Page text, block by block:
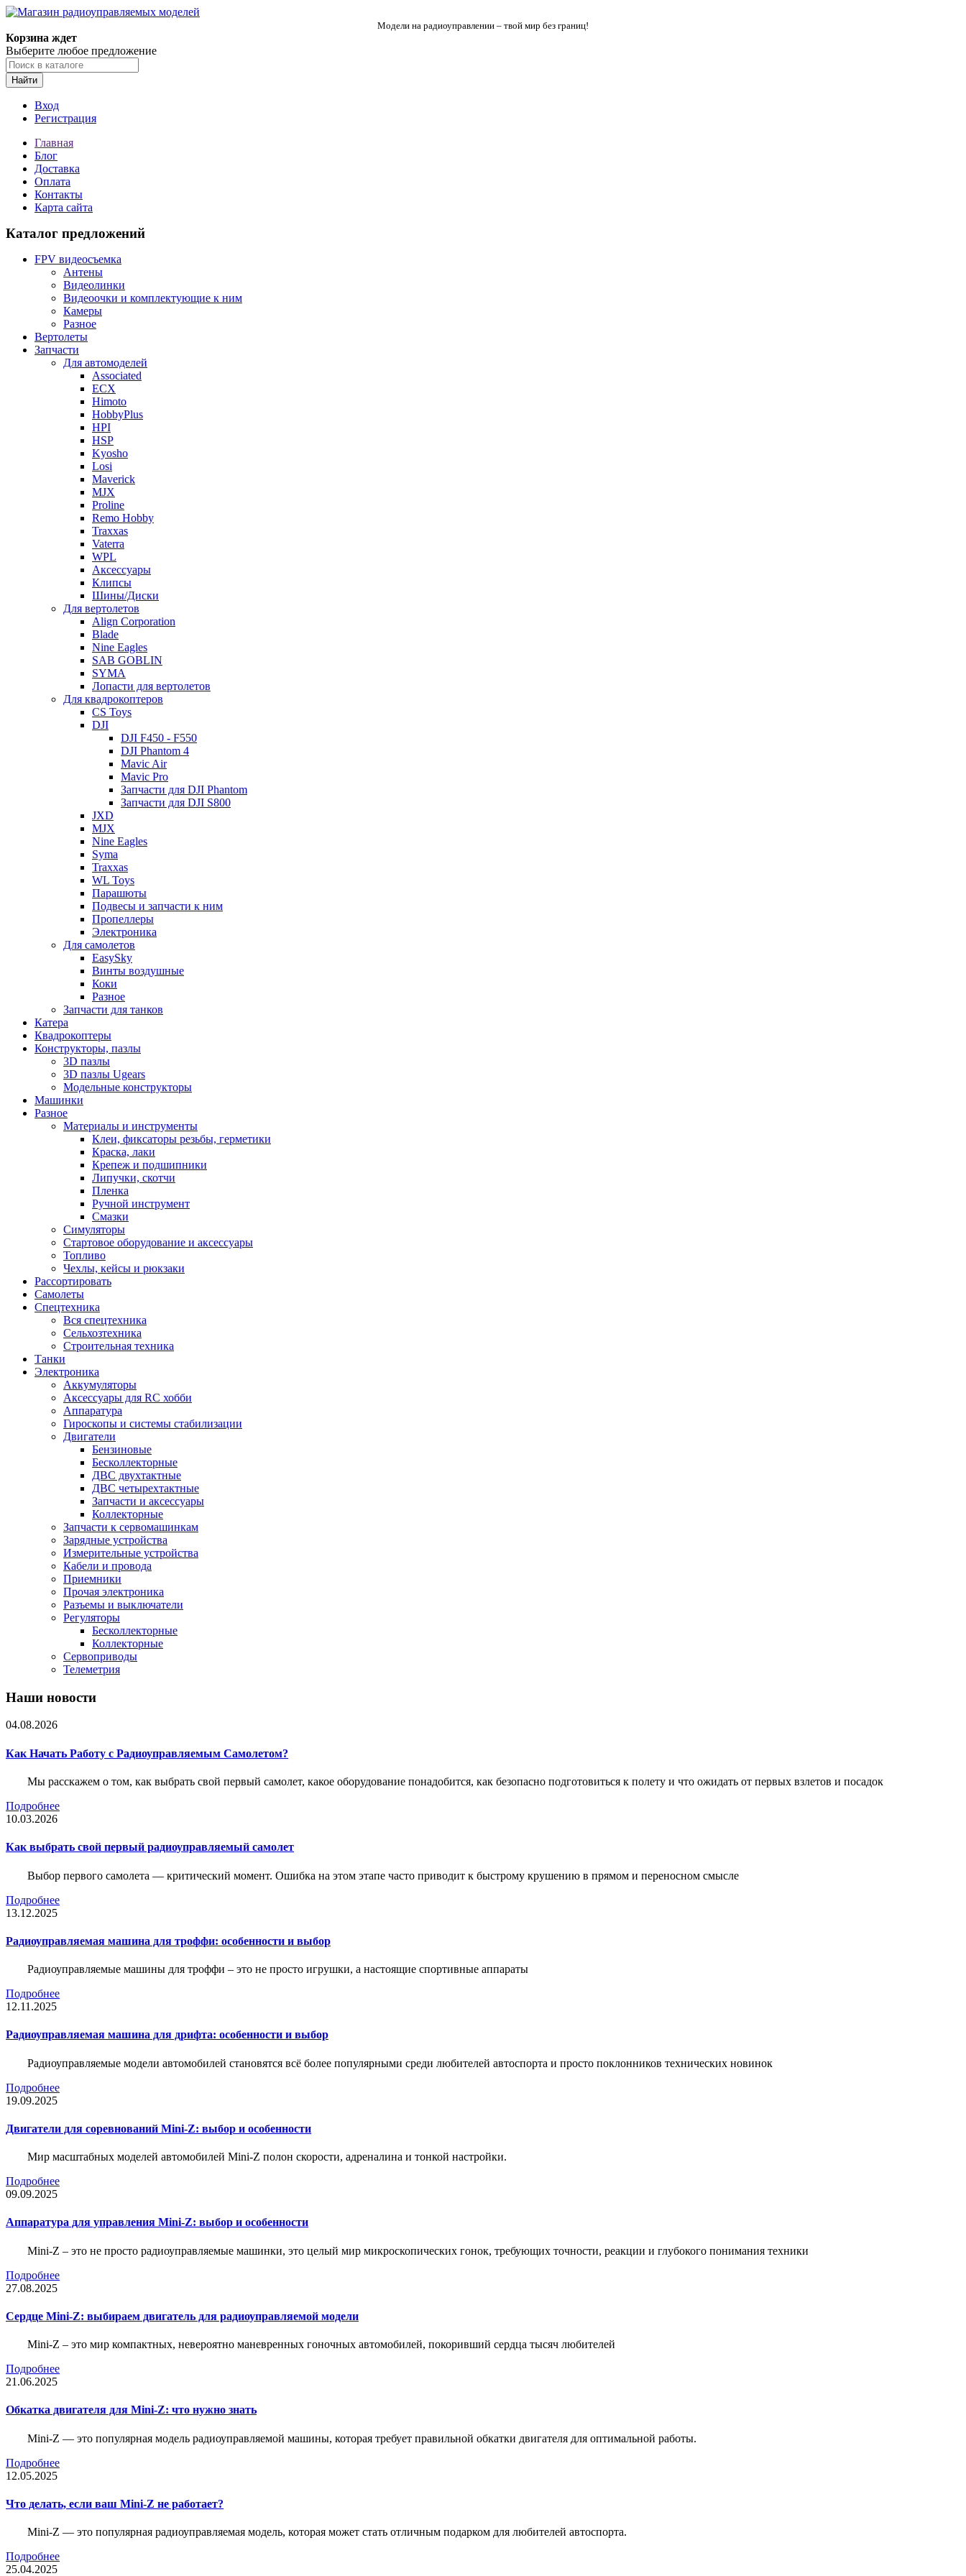
Модели на радиоуправлении – твой мир без границ!
Корзина ждет
Выберите любое предложение
Найти
Вход
Регистрация
Главная
Блог
Доставка
Оплата
Контакты
Карта сайта
Каталог предложений
FPV видеосъемка
Антены
Видеолинки
Видеоочки и комплектующие к ним
Камеры
Разное
Вертолеты
Запчасти
Для автомоделей
Associated
ECX
Himoto
HobbyPlus
HPI
HSP
Kyosho
Losi
Maverick
MJX
Proline
Remo Hobby
Traxxas
Vaterra
WPL
Аксессуары
Клипсы
Шины/Диски
Для вертолетов
Align Corporation
Blade
Nine Eagles
SAB GOBLIN
SYMA
Лопасти для вертолетов
Для квадрокоптеров
CS Toys
DJI
DJI F450 - F550
DJI Phantom 4
Mavic Air
Mavic Pro
Запчасти для DJI Phantom
Запчасти для DJI S800
JXD
MJX
Nine Eagles
Syma
Traxxas
WL Toys
Парашюты
Подвесы и запчасти к ним
Пропеллеры
Электроника
Для самолетов
EasySky
Винты воздушные
Коки
Разное
Запчасти для танков
Катера
Квадрокоптеры
Конструкторы, пазлы
3D пазлы
3D пазлы Ugears
Модельные конструкторы
Машинки
Разное
Материалы и инструменты
Клеи, фиксаторы резьбы, герметики
Краска, лаки
Крепеж и подшипники
Липучки, скотчи
Пленка
Ручной инструмент
Смазки
Симуляторы
Стартовое оборудование и аксессуары
Топливо
Чехлы, кейсы и рюкзаки
Рассортировать
Самолеты
Спецтехника
Вся спецтехника
Сельхозтехника
Строительная техника
Танки
Электроника
Аккумуляторы
Аксессуары для RC хобби
Аппаратура
Гироскопы и системы стабилизации
Двигатели
Бензиновые
Бесколлекторные
ДВС двухтактные
ДВС четырехтактные
Запчасти и аксессуары
Коллекторные
Запчасти к сервомашинкам
Зарядные устройства
Измерительные устройства
Кабели и провода
Приемники
Прочая электроника
Разъемы и выключатели
Регуляторы
Бесколлекторные
Коллекторные
Сервоприводы
Телеметрия
Наши новости
04.08.2026
Как Начать Работу с Радиоуправляемым Самолетом?
Мы расскажем о том, как выбрать свой первый самолет, какое оборудование понадобится, как безопасно подготовиться к полету и что ожидать от первых взлетов и посадок
Подробнее
10.03.2026
Как выбрать свой первый радиоуправляемый самолет
Выбор первого самолета — критический момент. Ошибка на этом этапе часто приводит к быстрому крушению в прямом и переносном смысле
Подробнее
13.12.2025
Радиоуправляемая машина для троффи: особенности и выбор
Радиоуправляемые машины для троффи – это не просто игрушки, а настоящие спортивные аппараты
Подробнее
12.11.2025
Радиоуправляемая машина для дрифта: особенности и выбор
Радиоуправляемые модели автомобилей становятся всё более популярными среди любителей автоспорта и просто поклонников технических новинок
Подробнее
19.09.2025
Двигатели для соревнований Mini-Z: выбор и особенности
Мир масштабных моделей автомобилей Mini-Z полон скорости, адреналина и тонкой настройки.
Подробнее
09.09.2025
Аппаратура для управления Mini-Z: выбор и особенности
Mini-Z – это не просто радиоуправляемые машинки, это целый мир микроскопических гонок, требующих точности, реакции и глубокого понимания техники
Подробнее
27.08.2025
Сердце Mini-Z: выбираем двигатель для радиоуправляемой модели
Mini-Z – это мир компактных, невероятно маневренных гоночных автомобилей, покоривший сердца тысяч любителей
Подробнее
21.06.2025
Обкатка двигателя для Mini-Z: что нужно знать
Mini-Z — это популярная модель радиоуправляемой машины, которая требует правильной обкатки двигателя для оптимальной работы.
Подробнее
12.05.2025
Что делать, если ваш Mini-Z не работает?
Mini-Z — это популярная радиоуправляемая модель, которая может стать отличным подарком для любителей автоспорта.
Подробнее
25.04.2025